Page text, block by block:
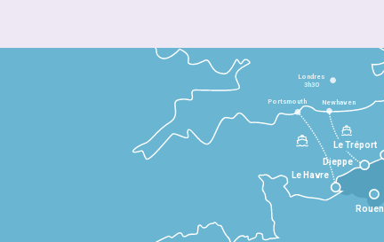
Le Havre
Dieppe
Le Tréport
Londres
3h30
Newhaven
Portsmouth
Rouen